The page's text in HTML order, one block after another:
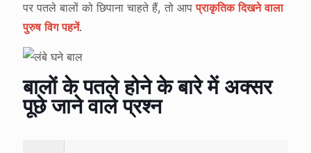
पर पतले बालों को छिपाना चाहते हैं, तो आपप्राकृतिक दिखने वाला
पुरुष विग पहनें.
बालों के पतले होने के बारे में अक्सर
पूछे जाने वाले प्रश्न